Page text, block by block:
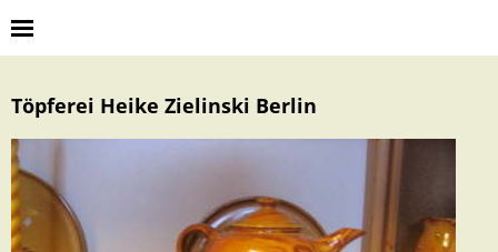
Töpferei Heike Zielinski Berlin